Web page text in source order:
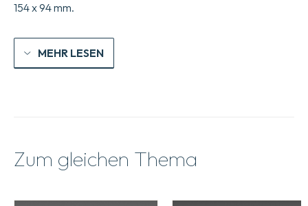
&
154 x 94 mm.
MEHR LESEN
Zum gleichen Thema